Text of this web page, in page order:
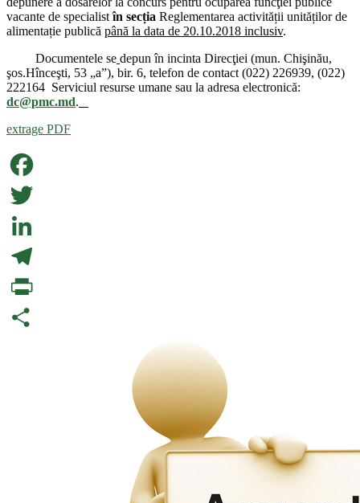
vacante de specialistîn secția Reglementarea activității unităților de
alimentație publică până la data de 20.10.2018 inclusiv.
Documentele se depun în incinta Direcţiei (mun. Chişinău,
şos.Hînceşti, 53 „a”), bir. 6, telefon de contact (022) 226939, (022)
222164 Serviciul resurse umane sau la adresa electronică:
dc@pmc.md.
extrage PDF
Facebook
Twitter
LinkedIn
Telegram
PrintFriendly